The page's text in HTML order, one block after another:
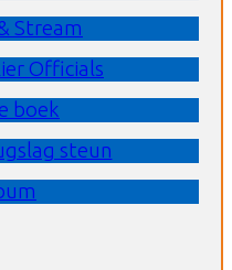
Stream
Officials
boek
steun